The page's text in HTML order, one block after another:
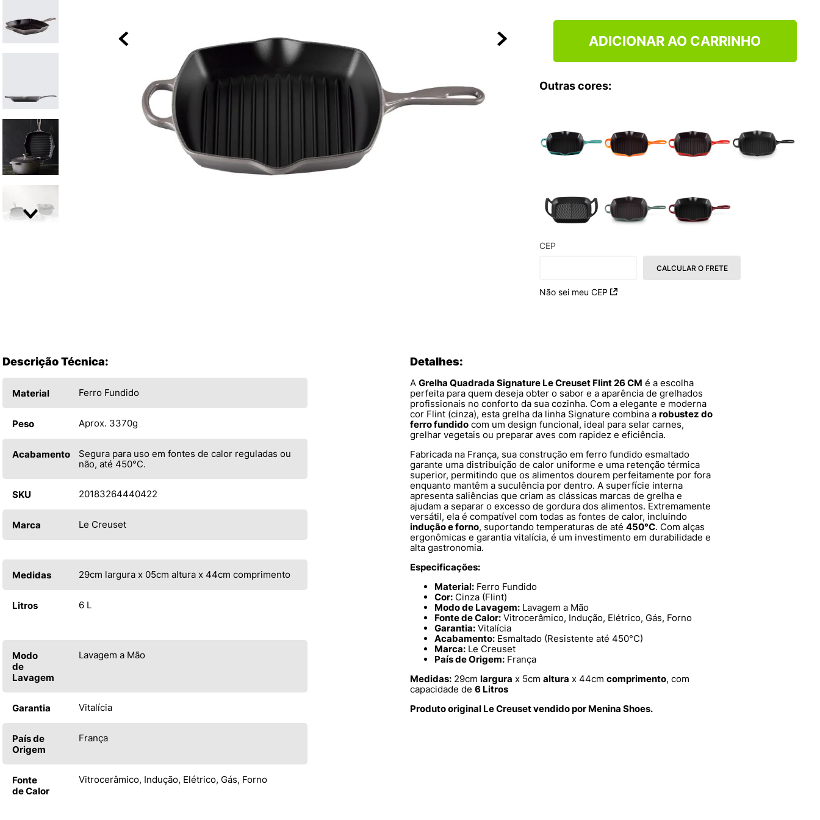
ADICIONAR AO CARRINHO
Outras cores:
CEP
Não sei meu CEP
CALCULAR O FRETE
Descrição Técnica:
Material Ferro Fundido
Peso Aprox. 3370g
Acabamento
Segura para uso em fontes de calor reguladas ou
não, até 450°C.
SKU 20183264440422
Marca Le Creuset
Medidas 29cm largura x 05cm altura x 44cm comprimento
Litros 6 L
Modo
de
Lavagem
Lavagem a Mão
Garantia Vitalícia
País de
Origem
França
Fonte
de Calor
Vitrocerâmico, Indução, Elétrico, Gás, Forno
Detalhes:
A Grelha Quadrada Signature Le Creuset Flint 26 CM é a escolha
perfeita para quem deseja obter o sabor e a aparência de grelhados
profissionais no conforto da sua cozinha. Com a elegante e moderna
cor Flint (cinza), esta grelha da linha Signature combina a robustez do
ferro fundido com um design funcional, ideal para selar carnes,
grelhar vegetais ou preparar aves com rapidez e eficiência.
Fabricada na França, sua construção em ferro fundido esmaltado
garante uma distribuição de calor uniforme e uma retenção térmica
superior, permitindo que os alimentos dourem perfeitamente por fora
enquanto mantêm a suculência por dentro. A superfície interna
apresenta saliências que criam as clássicas marcas de grelha e
ajudam a separar o excesso de gordura dos alimentos. Extremamente
versátil, ela é compatível com todas as fontes de calor, incluindo
indução e forno, suportando temperaturas de até 450°C. Com alças
ergonômicas e garantia vitalícia, é um investimento em durabilidade e
alta gastronomia.
Especificações:
Material: Ferro Fundido
Cor: Cinza (Flint)
Modo de Lavagem: Lavagem a Mão
Fonte de Calor: Vitrocerâmico, Indução, Elétrico, Gás, Forno
Garantia: Vitalícia
Acabamento: Esmaltado (Resistente até 450°C)
Marca: Le Creuset
País de Origem: França
Medidas: 29cm largura x 5cm altura x 44cm comprimento, com
capacidade de 6 Litros
Produto original Le Creuset vendido por Menina Shoes.